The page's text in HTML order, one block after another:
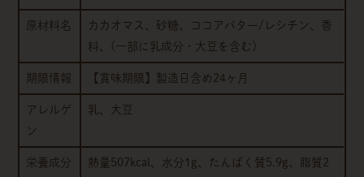
原材料名
カカオマス、砂糖、ココアバター/レシチン、香
料、(一部に乳成分・大豆を含む)
期限情報 【賞味期限】製造日含め24ヶ月
アレルゲ
ン
乳、大豆
栄養成分
熱量507kcal、水分1g、たんぱく質5.9g、脂質2